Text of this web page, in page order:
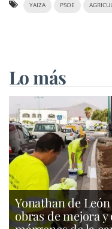
YAIZA PSOE
Lo más
Yonathan de
obras de mejora